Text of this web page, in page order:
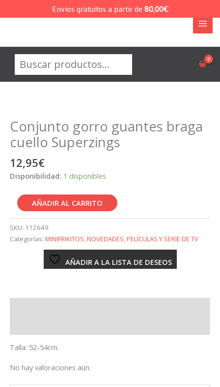
al
Buscar
Conjunto gorro guantes braga
cuello Superzings
12,95€
Disponibilidad: 1 disponibles
Conjunto
gorro
guantes
braga
cuello
AÑADIR AL CARRITO
SKU: 112649
Categorías: MINIFRIKITOS,NOVEDADES,PELÍCULAS Y SERIE DE TV
AÑADIR A LA LISTA DE DESEOS
Talla: 52-54cm.
No hay valoraciones aún.
Envios gratuitos a partir de 80,00€